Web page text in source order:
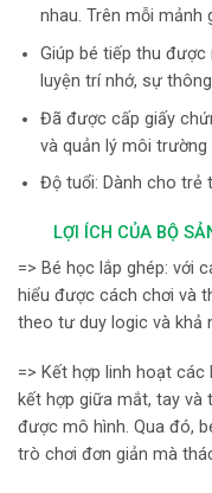
nhau. Trên mỗi mảnh
Giúp bé tiếp thu
luyện trí nhớ, sự
Đã được cấp giấy
và quản lý môi trường
Độ tuổi: Dành cho trẻ
LỢI ÍCH CỦA BỘ
=> Bé học lắp ghép: với
hiểu được cách chơi và
theo tư duy logic và khả
=> Kết hợp linh hoạt
kết hợp giữa mắt, tay
được mô hình. Qua đó,
trò chơi đơn giản mà